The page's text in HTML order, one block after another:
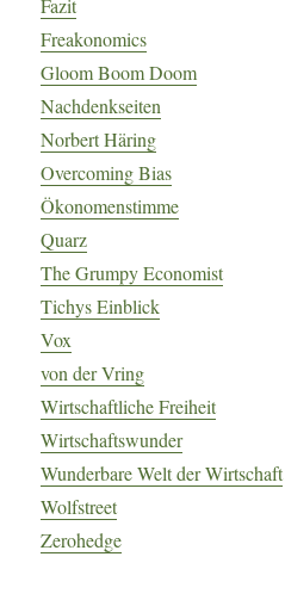
Freakonomics
Gloom Boom Doom
Nachdenkseiten
Norbert Häring
Overcoming Bias
Ökonomenstimme
Quarz
The Grumpy Economist
Tichys Einblick
Vox
von der Vring
Wirtschaftliche Freiheit
Wirtschaftswunder
Wunderbare Welt der Wirtschaft
Wolfstreet
Zerohedge